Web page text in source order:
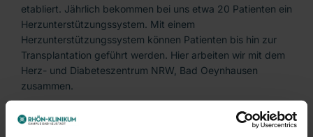
etabliert. Jährlich bekommen bei uns etwa 20 Patienten ein
Herzunterstützungssystem. Mit einem
Herzunterstützungssystem können Patienten bis hin zur
Transplantation geführt werden. Hier arbeiten wir mit dem
Herz- und Diabeteszentrum NRW, Bad Oeynhausen
zusammen.
Unseren Info-Film zu Herzunterstützungssystemen finden